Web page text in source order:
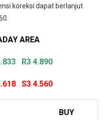
koreksi dapat berlanjut
AREA
R3 4.890
S3 4.560
BUY